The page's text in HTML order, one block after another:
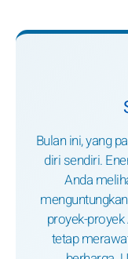
Bulan ini, yang
diri sendiri.
Anda
proyek-
tetap